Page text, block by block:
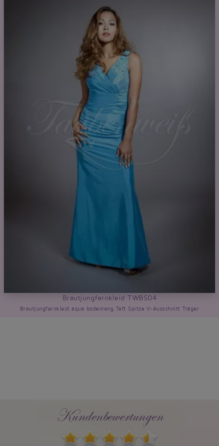
Brautjungfernkleid TWBS04
Brautjungfernkleid aqua bodenlang Taft Spitze V-Ausschnitt Träger
Kundenbewertungen